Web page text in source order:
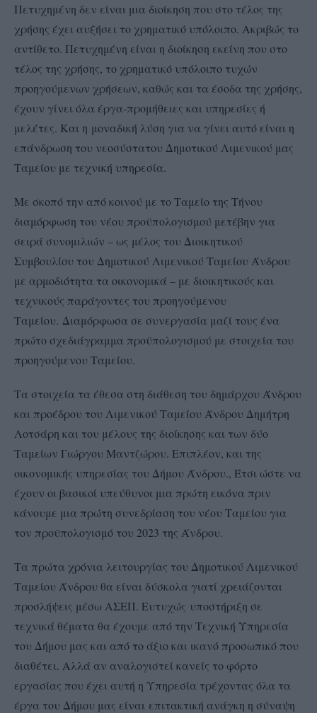
Πετυχημένη δεν είναι μια διοίκηση που στο τέλος της
χρήσης έχει αυξήσει το χρηματικό υπόλοιπο. Ακριβώς το
αντίθετο. Πετυχημένη είναι η διοίκηση εκείνη που στο
τέλος της χρήσης, το χρηματικό υπόλοιπο τυχών
προηγούμενων χρήσεων, καθώς και τα έσοδα της χρήσης,
έχουν γίνει όλα έργα-προμήθειες και υπηρεσίες ή
μελέτες. Και η μοναδική λύση για να γίνει αυτό είναι η
επάνδρωση του νεοσύστατου Δημοτικού Λιμενικού μας
Ταμείου με τεχνική υπηρεσία.
Με σκοπό την από κοινού με το Ταμείο της Τήνου
διαμόρφωση του νέου προϋπολογισμού μετέβην για
σειρά συνομιλιών – ως μέλος του Διοικητικού
Συμβουλίου του Δημοτικού Λιμενικού Ταμείου Άνδρου
με αρμοδιότητα τα οικονομικά – με διοικητικούς και
τεχνικούς παράγοντες του προηγούμενου
Ταμείου. Διαμόρφωσα σε συνεργασία μαζί τους ένα
πρώτο σχεδιάγραμμα προϋπολογισμού με στοιχεία του
προηγούμενου Ταμείου.
Τα στοιχεία τα έθεσα στη διάθεση του δημάρχου Άνδρου
και προέδρου του Λιμενικού Ταμείου Άνδρου Δημήτρη
Λοτσάρη και του μέλους της διοίκησης και των δύο
Ταμείων Γιώργου Μαντζώρου. Επιπλέον, και της
οικονομικής υπηρεσίας του Δήμου Άνδρου., Έτσι ώστε να
έχουν οι βασικοί υπεύθυνοι μια πρώτη εικόνα πριν
κάνουμε μια πρώτη συνεδρίαση του νέου Ταμείου για
τον προϋπολογισμό του 2023 της Άνδρου.
Τα πρώτα χρόνια λειτουργίας του Δημοτικού Λιμενικού
Ταμείου Άνδρου θα είναι δύσκολα γιατί χρειάζονται
προσλήψεις μέσω ΑΣΕΠ. Ευτυχώς υποστήριξη σε
τεχνικά θέματα θα έχουμε από την Τεχνική Υπηρεσία
του Δήμου μας και από το άξιο και ικανό προσωπικό που
διαθέτει. Αλλά αν αναλογιστεί κανείς το φόρτο
εργασίας που έχει αυτή η Υπηρεσία τρέχοντας όλα τα
έργα του Δήμου μας είναι επιτακτική ανάγκη η σύναψη